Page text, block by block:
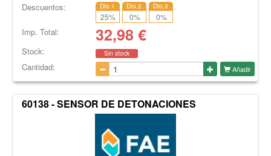
Descuentos:
Dto.1
25%
Dto.2
0%
Dto.3
0%
Imp. Total: 32,98 €
Stock: Sin stock
Cantidad: Añadir
60138 - SENSOR DE DETONACIONES